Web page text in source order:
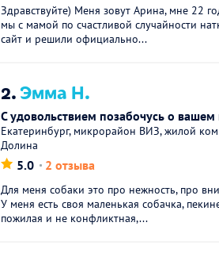
Здравствуйте) Меня зовут Арина, мне 22
мы с мамой по счастливой случайности
сайт и решили официально...
2.Эмма Н.
С удовольствием позабочусь о
Екатеринбург, микрорайон ВИЗ, жилой
Долина
5.0 2 отзыва
Для меня собаки это про нежность, про
У меня есть своя маленькая собачка,
пожилая и не конфликтная,...